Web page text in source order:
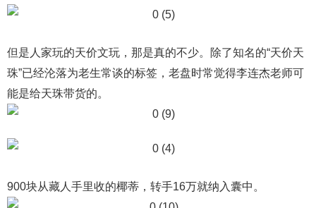
但是人家玩的天价文玩，那是真的不少。除了知名的“天价天
珠”已经沦落为老生常谈的标签，老盘时常觉得李连杰老师可
能是给天珠带货的。
900块从藏人手里收的椰蒂，转手16万就纳入囊中。